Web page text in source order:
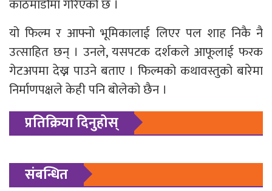
काठमाडौंमा गरिएको छ ।
यो फिल्म र आफ्नो भूमिकालाई लिएर पल शाह निकै नै
उत्साहित छन् । उनले, यसपटक दर्शकले आफूलाई फरक
गेटअपमा देख्न पाउने बताए । फिल्मको कथावस्तुको बारेमा
निर्माणपक्षले केही पनि बोलेको छैन ।
प्रतिक्रिया दिनुहोस्
संबन्धित